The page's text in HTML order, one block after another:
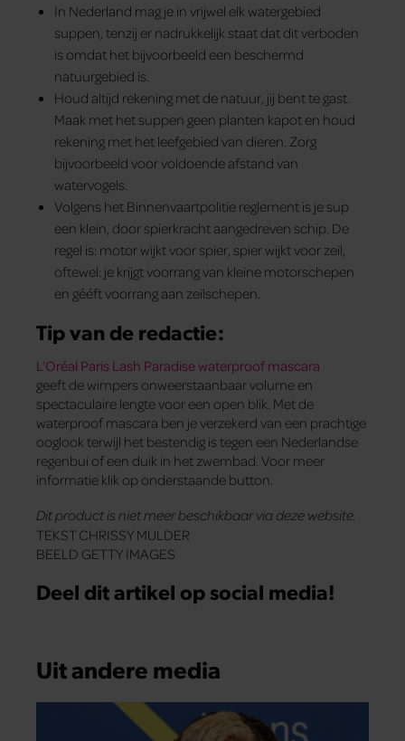
In Nederland mag je in vrijwel elk watergebied
suppen, tenzij er nadrukkelijk staat dat dit verboden
is omdat het bijvoorbeeld een beschermd
natuurgebied is.
Houd altijd rekening met de natuur, jij bent te gast.
Maak met het suppen geen planten kapot en houd
rekening met het leefgebied van dieren. Zorg
bijvoorbeeld voor voldoende afstand van
watervogels.
Volgens het Binnenvaartpolitie­ reglement is je sup
een klein, door spierkracht aangedreven schip. De
regel is: motor wijkt voor spier, spier wijkt voor zeil,
oftewel: je krijgt voorrang van kleine motorschepen
en gééft voorrang aan zeilschepen.
Tip van de redactie:
L’Oréal Paris Lash Paradise waterproof mascara
geeft de wimpers onweerstaanbaar volume en
spectaculaire lengte voor een open blik. Met de
waterproof mascara ben je verzekerd van een prachtige
ooglook terwijl het bestendig is tegen een Nederlandse
regenbui of een duik in het zwembad. Voor meer
informatie klik op onderstaande button.
Dit product is niet meer beschikbaar via deze website.
TEKST CHRISSY MULDER
BEELD GETTY IMAGES
Deel dit artikel op social media!
Uit andere media